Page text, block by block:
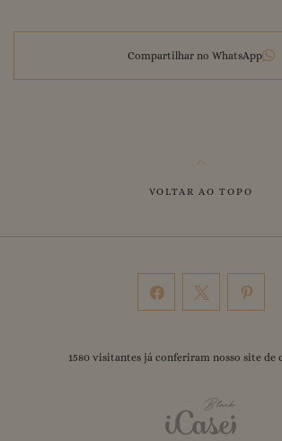
Compartilhar no WhatsApp
VOLTAR AO TOPO
1580 visitantes já conferiram nosso site de